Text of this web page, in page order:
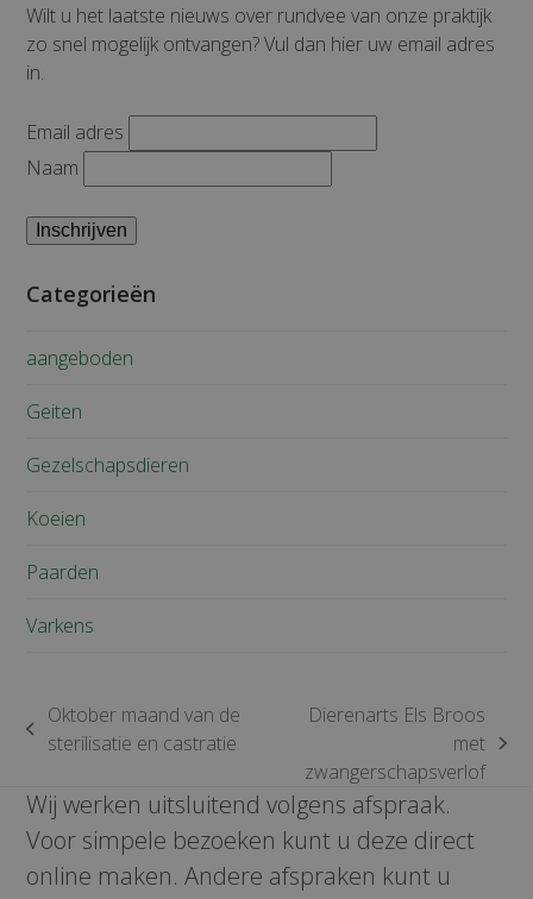
Wilt u het laatste nieuws over rundvee van onze praktijk
zo snel mogelijk ontvangen? Vul dan hier uw email adres
in.
Email adres
Naam
Categorieën
aangeboden
Geiten
Gezelschapsdieren
Koeien
Paarden
Varkens
previous
Oktober maand van de
sterilisatie en castratie
post:
Dierenarts Els Broos
met
zwangerschapsverlof
Wij werken uitsluitend volgens afspraak.
Voor simpele bezoeken kunt u deze direct
online maken. Andere afspraken kunt u